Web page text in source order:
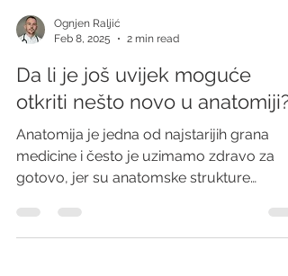
Feb 8, 2025
2 min read
Da li je još uvijek moguće
otkriti nešto novo u anatomiji?
Anatomija je jedna od najstarijih grana
medicine i često je uzimamo zdravo za
gotovo, jer su anatomske strukture